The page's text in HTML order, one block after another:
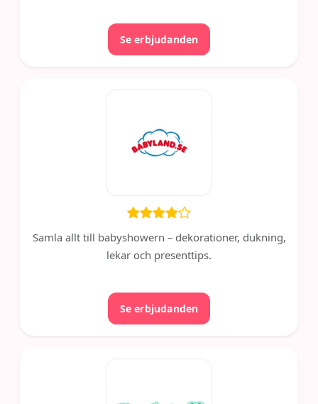
Se erbjudanden
Samla allt till babyshowern – dekorationer, dukning,
lekar och presenttips.
Se erbjudanden